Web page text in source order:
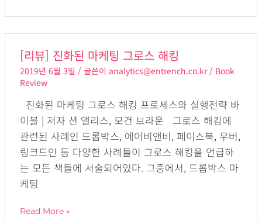
[리뷰] 진화된 마케팅 그로스 해킹
2019년 6월 3일/ 글쓴이 analytics@entrench.co.kr/ Book
Review
진화된 마케팅 그로스 해킹 프로세스와 실행전략 바
이블 | 저자 션 앨리스, 모건 브라운 그로스 해킹에
관련된 사례인 드롭박스, 에어비앤비, 페이스북, 우버,
링크드인 등 다양한 사례들이 그로스 해킹을 언급하
는 모든 책들에 서술되어있다. 그중에서, 드롭박스 마
케팅
뷰]
진
화
된
마
케
팅
그
로
해
Read More »